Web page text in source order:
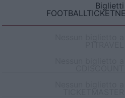
Biglietti